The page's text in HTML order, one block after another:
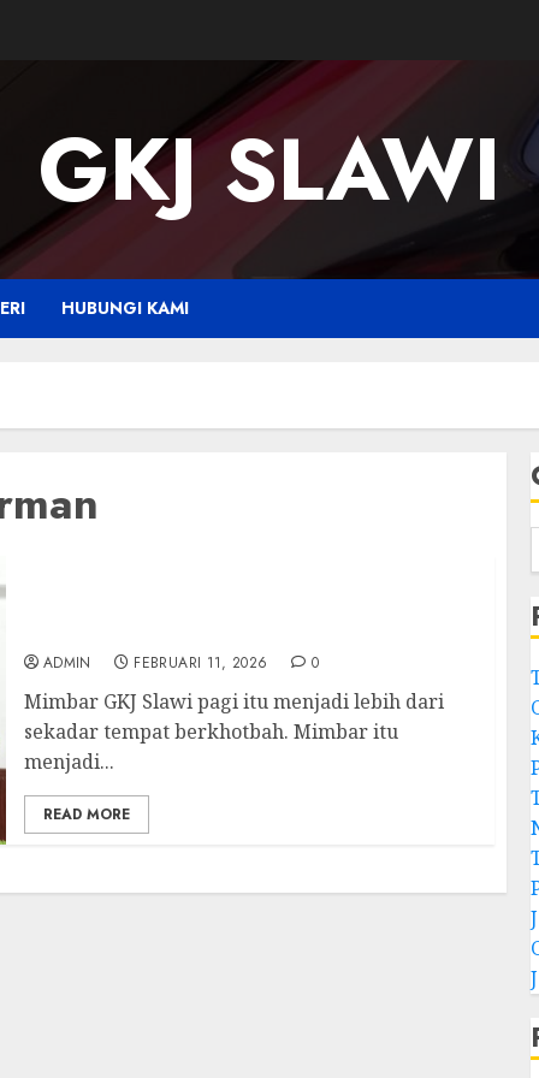
GKJ SLAWI
HUBUNGI KAMI
ADMIN FEBRUARI 11, 2026 0
Mimbar GKJ Slawi pagi itu menjadi lebih dari
sekadar tempat berkhotbah. Mimbar itu
menjadi...
READ MORE